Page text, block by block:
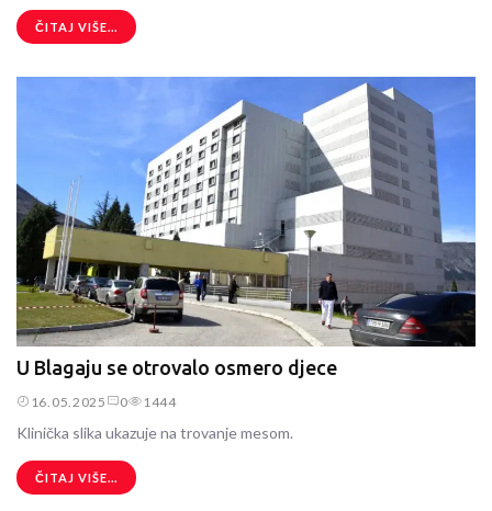
ČITAJ VIŠE...
U Blagaju se otrovalo osmero djece
16.05.2025 0 1444
Klinička slika ukazuje na trovanje mesom.
ČITAJ VIŠE...